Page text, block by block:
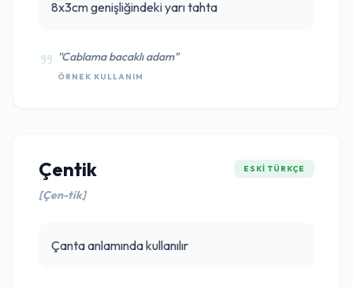
8x3cm genişliğindeki yarı tahta
"Cablama bacaklı adam"
ÖRNEK KULLANIM
Çentik
[Çen-tik]
ESKI TÜRKÇE
Çanta anlamında kullanılır